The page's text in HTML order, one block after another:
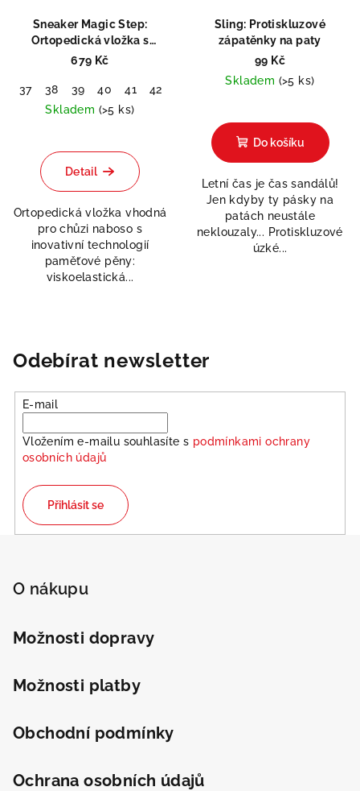
Sneaker Magic Step:
Ortopedická vložka s
paměťovou pěnou
679 Kč
37 38 39 40 41 42 47
48
Skladem (>5 ks)
hodnocení
produktu
z
5
hvězdiček.
Detail
Ortopedická vložka vhodná
pro chůzi naboso s
inovativní technologií
paměťové pěny:
viskoelastická...
Sling: Protiskluzové
zápatěnky na paty
99 Kč
Skladem (>5 ks)
hodnocení
produktu
z
5
hvězdiček.
Do košíku
Letní čas je čas sandálů!
Jen kdyby ty pásky na
patách neustále
neklouzaly... Protiskluzové
úzké...
Odebírat newsletter
E-mail
Vložením e-mailu souhlasíte s podmínkami ochrany
osobních údajů
Přihlásit se
O nákupu
Možnosti dopravy
Možnosti platby
Obchodní podmínky
Ochrana osobních údajů